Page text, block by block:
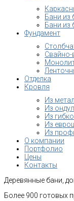
Бани из
Бани из
Фундамент
Свайно-
Отделка
Кровля
Из
Из
Из
Из
Из
О компании
Портфолио
Цены
Контакты
Деревянные бани,
Более 900 готовых